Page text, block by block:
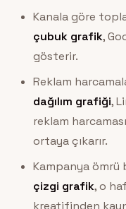
Kanala göre
çubuk grafik,
gösterir.
Reklam
dağılım grafiği,
reklam
ortaya çıkarır.
Kampanya ömrü
çizgi grafik, o
kreatifinden